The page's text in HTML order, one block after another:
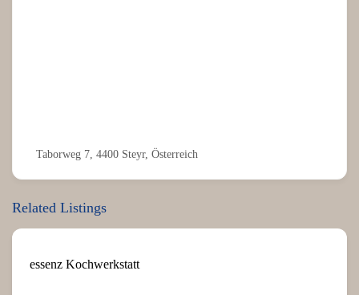
Taborweg 7, 4400 Steyr, Österreich
Related Listings
essenz Kochwerkstatt